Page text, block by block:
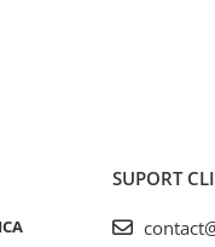
SUPORT